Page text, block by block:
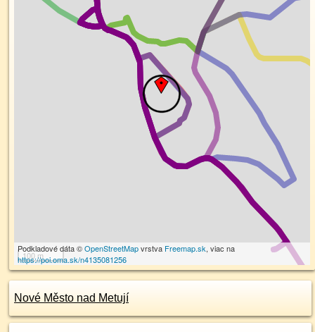
100 m
Podkladové dáta ©OpenStreetMapvrstva Freemap.sk, viac na
https://poi.oma.sk/n4135081256
Nové Město nad Metují